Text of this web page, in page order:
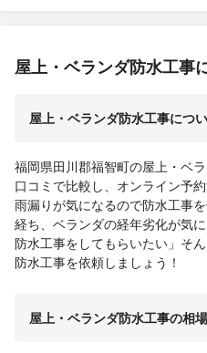
屋上・ベランダ防水工事
屋上・ベランダ防水工事につ
福岡県田川郡福智町の屋上・ベ
口コミで比較し、オンライン予
雨漏りが気になるので防水工事
経ち、ベランダの経年劣化が気
防水工事をしてもらいたい」そ
防水工事を依頼しましょう！
屋上・ベランダ防水工事の相場